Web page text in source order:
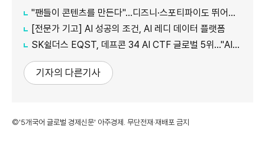
"팬들이 콘텐츠를 만든다"…디즈니·스포티파이도 뛰어든 '2차 창작'
[전문가 기고] AI 성공의 조건, AI 레디 데이터 플랫폼
SK쉴더스 EQST, 데프콘 34 AI CTF 글로벌 5위…"AI 보안 역량 입증"
기자의 다른기사
©'5개국어 글로벌 경제신문' 아주경제. 무단전재·재배포 금지